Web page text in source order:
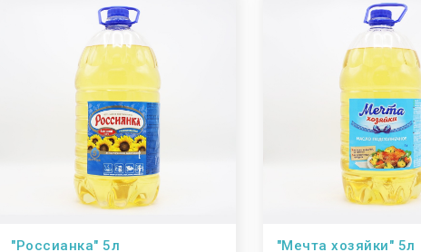
"Россианка" 5л "Мечта хозяйки" 5л